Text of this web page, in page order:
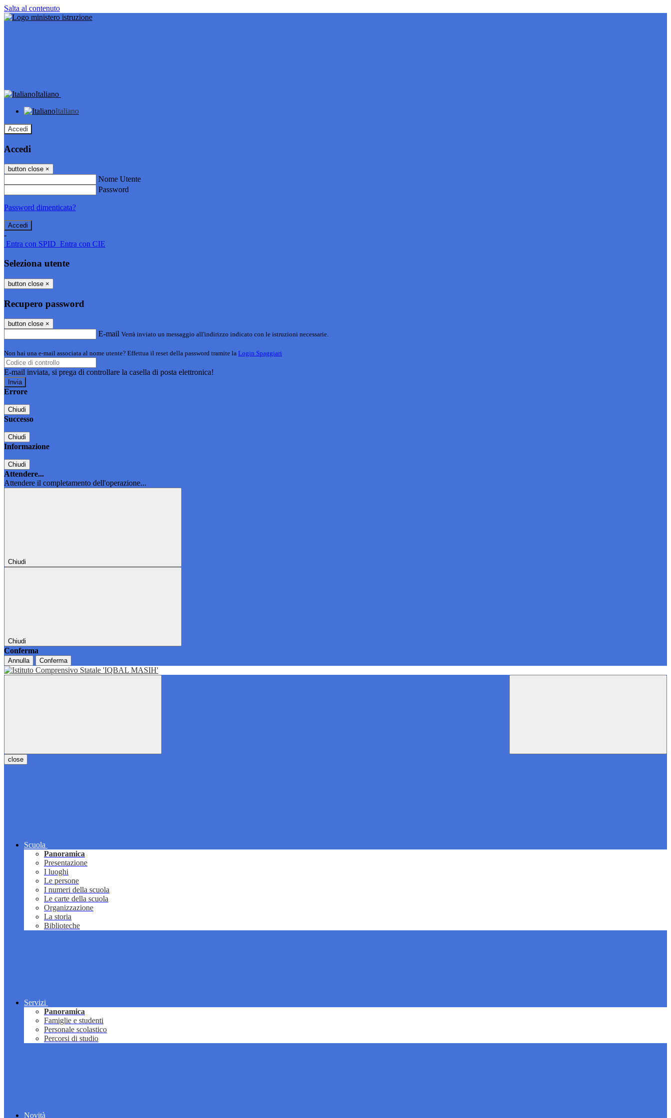
Salta al contenuto
Italiano
Italiano
Accedi
Accedi
button close ×
Nome Utente
Password
Password dimenticata?
-
Entra con SPID Entra con CIE
Seleziona utente
button close ×
Recupero password
button close ×
E-mail Verrà inviato un messaggio all'indirizzo indicato con le istruzioni necessarie.
Non hai una e-mail associata al nome utente? Effettua il reset della password tramite la Login Spaggiari
E-mail inviata, si prega di controllare la casella di posta elettronica!
Errore
Chiudi
Successo
Chiudi
Informazione
Chiudi
Attendere...
Attendere il completamento dell'operazione...
Chiudi
Chiudi
Conferma
Annulla Conferma
close
Scuola
Panoramica
Presentazione
I luoghi
Le persone
I numeri della scuola
Le carte della scuola
Organizzazione
La storia
Biblioteche
Servizi
Panoramica
Famiglie e studenti
Personale scolastico
Percorsi di studio
Novità